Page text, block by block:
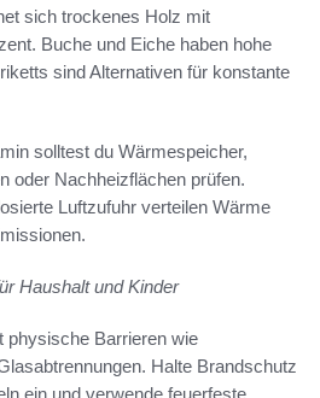
sich trockenes Holz mit
Buche und Eiche haben hohe
sind Alternativen für konstante
solltest du Wärmespeicher,
oder Nachheizflächen prüfen.
Luftzufuhr verteilen Wärme
Haushalt und Kinder
physische Barrieren wie
Halte Brandschutz
ein und verwende feuerfeste